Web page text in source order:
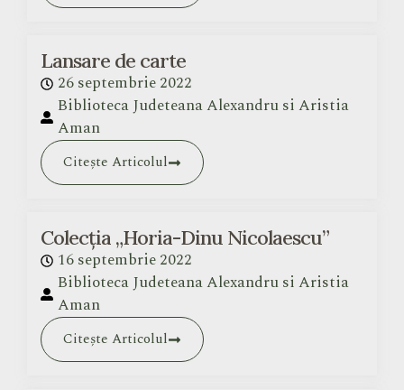
Lansare de carte
26 septembrie 2022
Biblioteca Judeteana Alexandru si Aristia
Aman
Citește Articolul
Colecția „Horia-Dinu Nicolaescu”
16 septembrie 2022
Biblioteca Judeteana Alexandru si Aristia
Aman
Citește Articolul